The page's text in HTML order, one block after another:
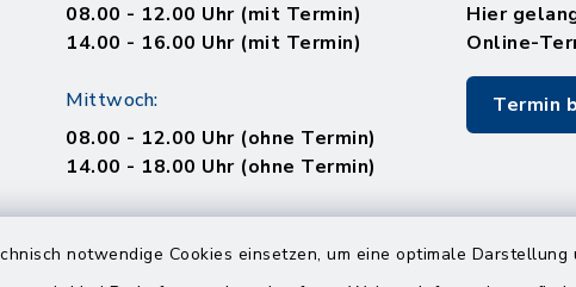
notwendige Cookies einsetzen, um eine optimale
08.00 - 12.00 Uhr (mit Termin)
14.00 - 16.00 Uhr (mit Termin)
Mittwoch:
08.00 - 12.00 Uhr (ohne Termin)
14.00 - 18.00 Uhr (ohne Termin)
Donnerstag:
geschlossen
Hier
Online-
Termin